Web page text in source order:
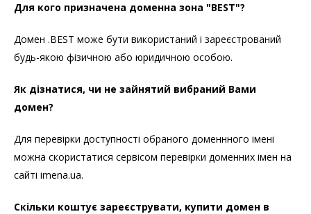
Для кого призначена доменна зона "BEST"?
Домен .BEST може бути використаний і зареєстрований
будь-якою фізичною або юридичною особою.
Як дізнатися, чи не зайнятий вибраний Вами
домен?
Для перевірки доступності обраного доменнного імені
можна скористатися сервісом перевірки доменних імен на
сайті imena.ua.
Скільки коштує зареєструвати, купити домен в